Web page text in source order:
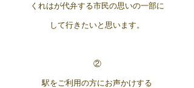
くれはが代弁する市民の思いの一部に
して行きたいと思います。
②
駅をご利用の方にお声かけする